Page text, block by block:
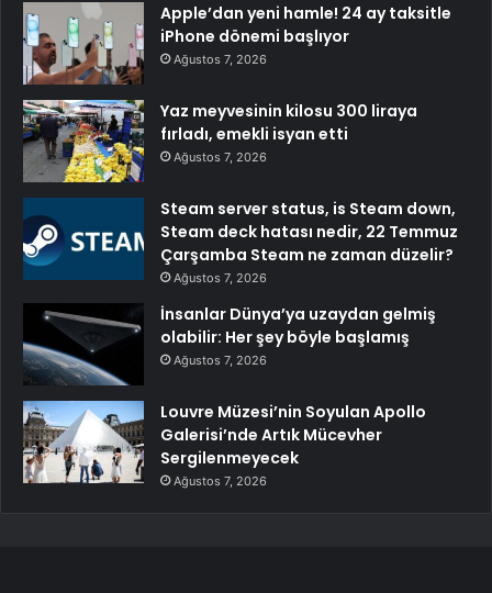
Apple’dan yeni hamle! 24 ay taksitle
iPhone dönemi başlıyor
Ağustos 7, 2026
Yaz meyvesinin kilosu 300 liraya
fırladı, emekli isyan etti
Ağustos 7, 2026
Steam server status, is Steam down,
Steam deck hatası nedir, 22 Temmuz
Çarşamba Steam ne zaman düzelir?
Ağustos 7, 2026
İnsanlar Dünya’ya uzaydan gelmiş
olabilir: Her şey böyle başlamış
Ağustos 7, 2026
Louvre Müzesi’nin Soyulan Apollo
Galerisi’nde Artık Mücevher
Sergilenmeyecek
Ağustos 7, 2026